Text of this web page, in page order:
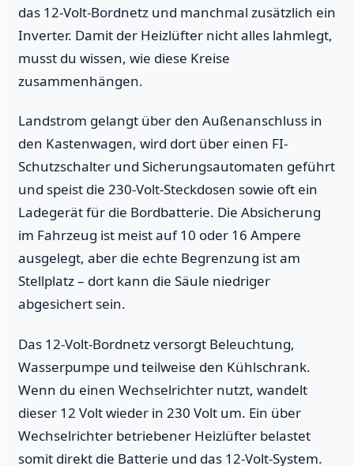
das 12-Volt-Bordnetz und manchmal zusätzlich ein
Inverter. Damit der Heizlüfter nicht alles lahmlegt,
musst du wissen, wie diese Kreise
zusammenhängen.
Landstrom gelangt über den Außenanschluss in
den Kastenwagen, wird dort über einen FI-
Schutzschalter und Sicherungsautomaten geführt
und speist die 230-Volt-Steckdosen sowie oft ein
Ladegerät für die Bordbatterie. Die Absicherung
im Fahrzeug ist meist auf 10 oder 16 Ampere
ausgelegt, aber die echte Begrenzung ist am
Stellplatz – dort kann die Säule niedriger
abgesichert sein.
Das 12-Volt-Bordnetz versorgt Beleuchtung,
Wasserpumpe und teilweise den Kühlschrank.
Wenn du einen Wechselrichter nutzt, wandelt
dieser 12 Volt wieder in 230 Volt um. Ein über
Wechselrichter betriebener Heizlüfter belastet
somit direkt die Batterie und das 12-Volt-System.